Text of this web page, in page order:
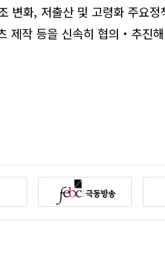
화, 저출산 및 고령화 주요
제작 등을 신속히 협의‧추진